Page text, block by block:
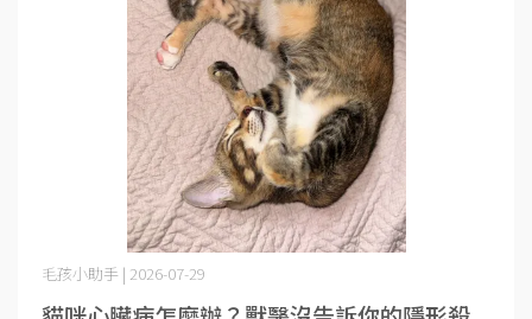
毛孩小助手 | 2026-07-29